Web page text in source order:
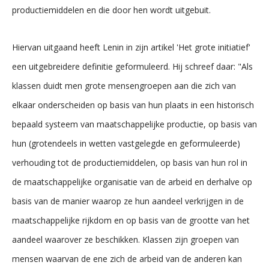
productiemiddelen en die door hen wordt uitgebuit.
Hiervan uitgaand heeft Lenin in zijn artikel 'Het grote initiatief'
een uitgebreidere definitie geformuleerd. Hij schreef daar: "Als
klassen duidt men grote mensengroepen aan die zich van
elkaar onderscheiden op basis van hun plaats in een historisch
bepaald systeem van maatschappelijke productie, op basis van
hun (grotendeels in wetten vastgelegde en geformuleerde)
verhouding tot de productiemiddelen, op basis van hun rol in
de maatschappelijke organisatie van de arbeid en derhalve op
basis van de manier waarop ze hun aandeel verkrijgen in de
maatschappelijke rijkdom en op basis van de grootte van het
aandeel waarover ze beschikken. Klassen zijn groepen van
mensen waarvan de ene zich de arbeid van de anderen kan